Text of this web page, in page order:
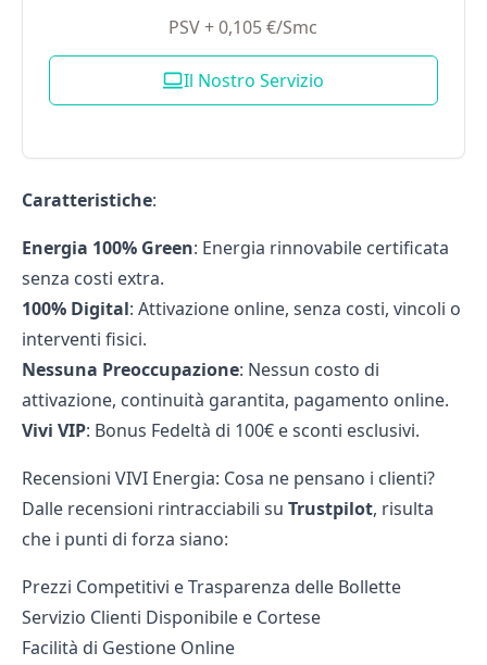
PSV + 0,105 €/Smc
Il Nostro Servizio
Caratteristiche:
Energia 100% Green: Energia rinnovabile certificata
senza costi extra.
100% Digital: Attivazione online, senza costi, vincoli o
interventi fisici.
Nessuna Preoccupazione: Nessun costo di
attivazione, continuità garantita, pagamento online.
Vivi VIP: Bonus Fedeltà di 100€ e sconti esclusivi.
Recensioni VIVI Energia: Cosa ne pensano i clienti?
Dalle recensioni rintracciabili su Trustpilot, risulta
che i punti di forza siano:
Prezzi Competitivi e Trasparenza delle Bollette
Servizio Clienti Disponibile e Cortese
Facilità di Gestione Online